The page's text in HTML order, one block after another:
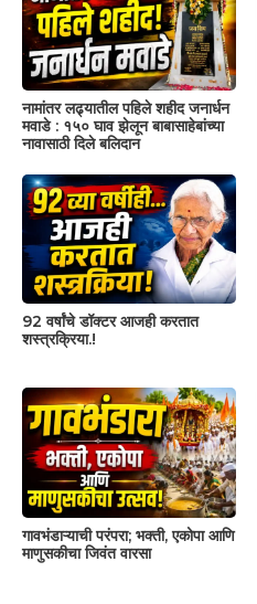
नामांतर लढ्यातील पहिले शहीद जनार्धन
मवाडे : १५० घाव झेलून बाबासाहेबांच्या
नावासाठी दिले बलिदान
92 वर्षांचे डॉक्टर आजही करतात
शस्त्रक्रिया.!
गावभंडाऱ्याची परंपरा; भक्ती, एकोपा आणि
माणुसकीचा जिवंत वारसा